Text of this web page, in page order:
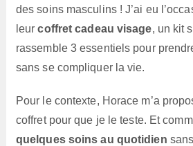
des soins masculins ! J’ai eu
leurcoffret cadeau visage, un kit
rassemble 3 essentiels pour
sans se compliquer la vie.
Pour le contexte, Horace m’a
coffret pour que je le teste. Et
quelques soins au quotidien